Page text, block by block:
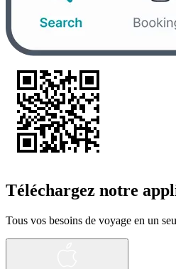
Téléchargez notre
Tous vos besoins de voyage en un